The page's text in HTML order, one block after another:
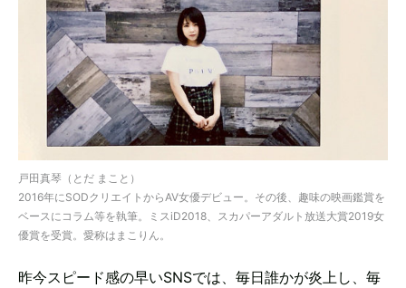
戸田真琴（とだ まこと）
2016年にSODクリエイトからAV女優デビュー。その後、趣味の映画鑑賞を
ベースにコラム等を執筆。ミスiD2018、スカパーアダルト放送大賞2019女
優賞を受賞。愛称はまこりん。
昨今スピード感の早いSNSでは、毎日誰かが炎上し、毎